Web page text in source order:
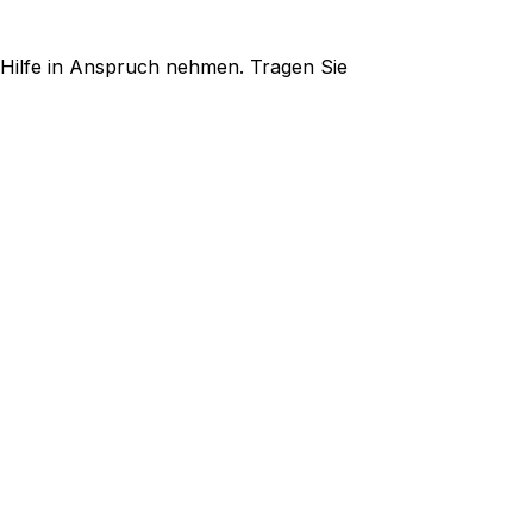
in Anspruch nehmen. Tragen Sie